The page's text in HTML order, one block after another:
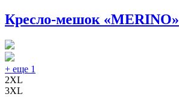
Кресло-мешок «MERINO»
+ еще 1
2XL
3XL